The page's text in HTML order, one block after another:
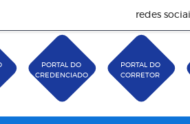
redes
PORTAL DO
CREDENCIADO
PORTAL DO
CORRETOR